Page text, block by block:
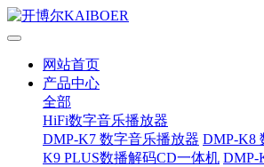
网站首页
产品中心
全部
HiFi数字音乐播放器
DMP-K7 数字音乐播放器 DMP-K8
K9 PLUS数播解码CD一体机 DMP-